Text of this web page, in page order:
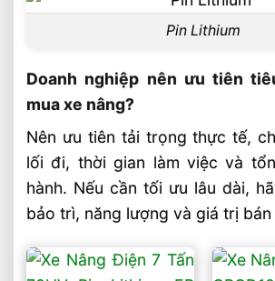
Pin Lithium
Doanh nghiệp nên ưu tiên
mua xe nâng?
Nên ưu tiên tải trọng thực tế,
lối đi, thời gian làm việc và
hành. Nếu cần tối ưu lâu dài,
bảo trì, năng lượng và giá trị bán